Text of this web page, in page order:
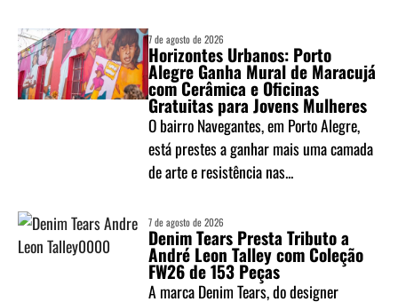
7 de agosto de 2026
Horizontes Urbanos: Porto
Alegre Ganha Mural de Maracujá
com Cerâmica e Oficinas
Gratuitas para Jovens Mulheres
O bairro Navegantes, em Porto Alegre,
está prestes a ganhar mais uma camada
de arte e resistência nas...
7 de agosto de 2026
Denim Tears Presta Tributo a
André Leon Talley com Coleção
FW26 de 153 Peças
A marca Denim Tears, do designer